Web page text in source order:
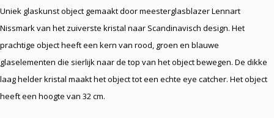
Uniek glaskunst object gemaakt door meesterglasblazer Lennart
Nissmark van het zuiverste kristal naar Scandinavisch design. Het
prachtige object heeft een kern van rood, groen en blauwe
glaselementen die sierlijk naar de top van het object bewegen. De dikke
laag helder kristal maakt het object tot een echte eye catcher. Het object
heeft een hoogte van 32 cm.